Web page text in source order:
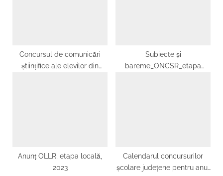
Concursul de comunicări
științifice ale elevilor din
Subiecte și
bareme_ONCSR_etapa
Anunț OLLR, etapa locală,
2023
Calendarul concursurilor
școlare județene pentru anul